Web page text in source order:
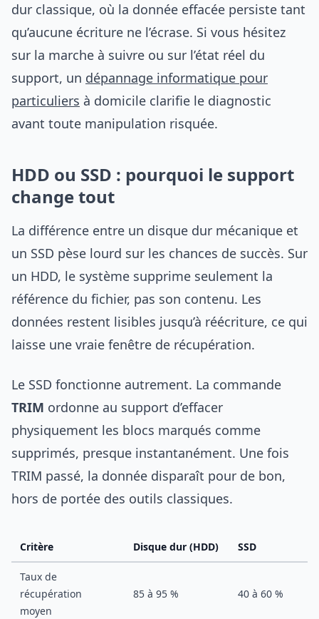
dur classique, où la donnée effacée persiste tant
qu’aucune écriture ne l’écrase. Si vous hésitez
sur la marche à suivre ou sur l’état réel du
support, un dépannage informatique pour
particuliers à domicile clarifie le diagnostic
avant toute manipulation risquée.
HDD ou SSD : pourquoi le support
change tout
La différence entre un disque dur mécanique et
un SSD pèse lourd sur les chances de succès. Sur
un HDD, le système supprime seulement la
référence du fichier, pas son contenu. Les
données restent lisibles jusqu’à réécriture, ce qui
laisse une vraie fenêtre de récupération.
Le SSD fonctionne autrement. La commande
TRIM ordonne au support d’effacer
physiquement les blocs marqués comme
supprimés, presque instantanément. Une fois
TRIM passé, la donnée disparaît pour de bon,
hors de portée des outils classiques.
Critère Disque dur (HDD) SSD
Taux de
récupération
moyen
85 à 95 % 40 à 60 %